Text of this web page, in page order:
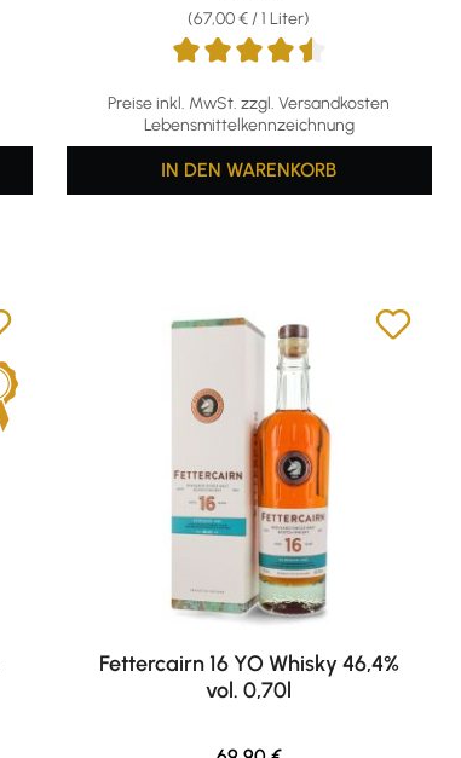
Preise inkl. MwSt. zzgl. Versandkosten
Lebensmittelkennzeichnung
(67,00 € / 1 Liter)
IN DEN WARENKORB
Fettercairn 16 YO Whisky 46,4%
vol. 0,70l